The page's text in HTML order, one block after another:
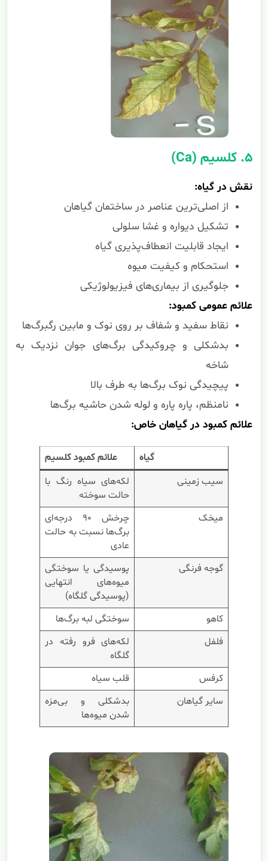
۵. کلسیم (Ca)
نقش در گیاه:
از اصلی‌ترین عناصر در ساختمان گیاهان
تشکیل دیواره و غشا سلولی
ایجاد قابلیت انعطاف‌پذیری گیاه
استحکام و کیفیت میوه
جلوگیری از بیماری‌های فیزیولوژیکی
علائم عمومی کمبود:
نقاط سفید و شفاف بر روی نوک و مابین رگبرگ‌ها
بدشکلی و چروکیدگی برگ‌های جوان نزدیک به
شاخه
پیچیدگی نوک برگ‌ها به طرف بالا
نامنظم، پاره پاره و لوله شدن حاشیه برگ‌ها
علائم کمبود در گیاهان خاص:
گیاه
علائم کمبود کلسیم
سیب زمینی
لکه‌های سیاه رنگ با
حالت سوخته
میخک
چرخش ۹۰ درجه‌ای
برگ‌ها نسبت به حالت
عادی
گوجه فرنگی
پوسیدگی یا سوختگی
میوه‌های انتهایی
(پوسیدگی گلگاه)
کاهو
سوختگی لبه برگ‌ها
فلفل
لکه‌های فرو رفته در
گلگاه
کرفس
قلب سیاه
سایر گیاهان
بدشکلی و بی‌مزه
شدن میوه‌ها